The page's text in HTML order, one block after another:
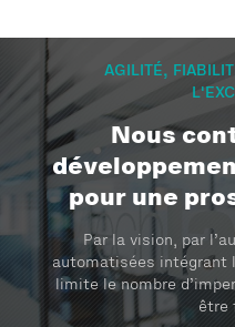
AGILITÉ,
Nous
pour une
Par la vision, par
automatisées intégrant
limite le nombre
être